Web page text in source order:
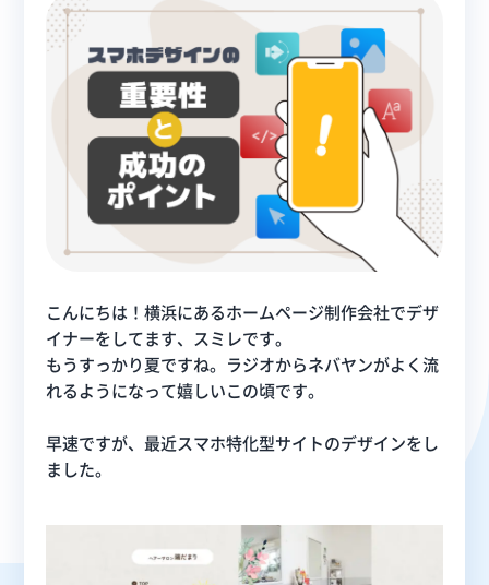
こんにちは！横浜にあるホームページ制作会社でデザ
イナーをしてます、スミレです。
もうすっかり夏ですね。ラジオからネバヤンがよく流
れるようになって嬉しいこの頃です。
早速ですが、最近スマホ特化型サイトのデザインをし
ました。